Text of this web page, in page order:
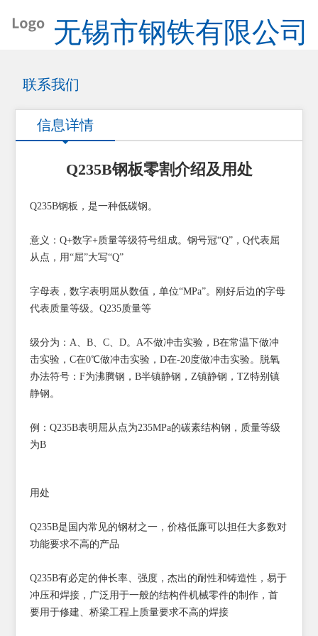
无锡市钢铁有限公司
联系我们
信息详情
Q235B钢板零割介绍及用处
Q235B钢板，是一种低碳钢。
意义：Q+数字+质量等级符号组成。钢号冠“Q”，Q代表屈
从点，用“屈”大写“Q”
字母表，数字表明屈从数值，单位“MPa”。刚好后边的字母
代表质量等级。Q235质量等
级分为：A、B、C、D。A不做冲击实验，B在常温下做冲
击实验，C在0℃做冲击实验，D在-20度做冲击实验。脱氧
办法符号：F为沸腾钢，B半镇静钢，Z镇静钢，TZ特别镇
静钢。
例：Q235B表明屈从点为235MPa的碳素结构钢，质量等级
为B
用处
Q235B是国内常见的钢材之一，价格低廉可以担任大多数对
功能要求不高的产品
Q235B有必定的伸长率、强度，杰出的耐性和铸造性，易于
冲压和焊接，广泛用于一般的结构件机械零件的制作，首
要用于修建、桥梁工程上质量要求不高的焊接